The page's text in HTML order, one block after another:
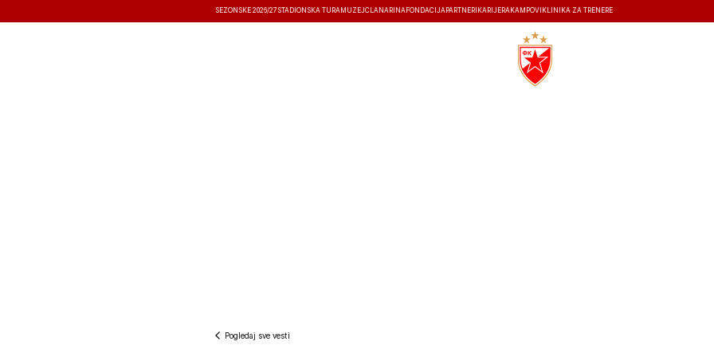
SEZONSKE 2026/27 STADIONSKA TURA MUZEJČLANARINA FONDACIJA PARTNERI KARIJERA KAMPOVI KLINIKA ZA TRENERE
Pogledaj sve vesti